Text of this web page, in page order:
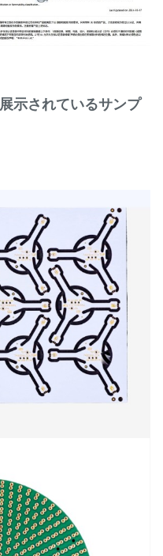
展示されているサンプ